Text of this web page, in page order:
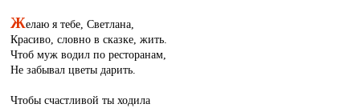
Желаю я тебе, Светлана,
Красиво, словно в сказке, жить.
Чтоб муж водил по ресторанам,
Не забывал цветы дарить.
Чтобы счастливой ты ходила